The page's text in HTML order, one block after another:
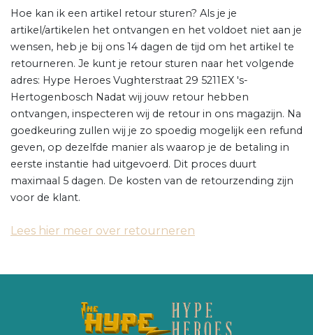
Hoe kan ik een artikel retour sturen? Als je je
artikel/artikelen het ontvangen en het voldoet niet aan je
wensen, heb je bij ons 14 dagen de tijd om het artikel te
retourneren. Je kunt je retour sturen naar het volgende
adres: Hype Heroes Vughterstraat 29 5211EX 's-
Hertogenbosch Nadat wij jouw retour hebben
ontvangen, inspecteren wij de retour in ons magazijn. Na
goedkeuring zullen wij je zo spoedig mogelijk een refund
geven, op dezelfde manier als waarop je de betaling in
eerste instantie had uitgevoerd. Dit proces duurt
maximaal 5 dagen. De kosten van de retourzending zijn
voor de klant.
Lees hier meer over retourneren